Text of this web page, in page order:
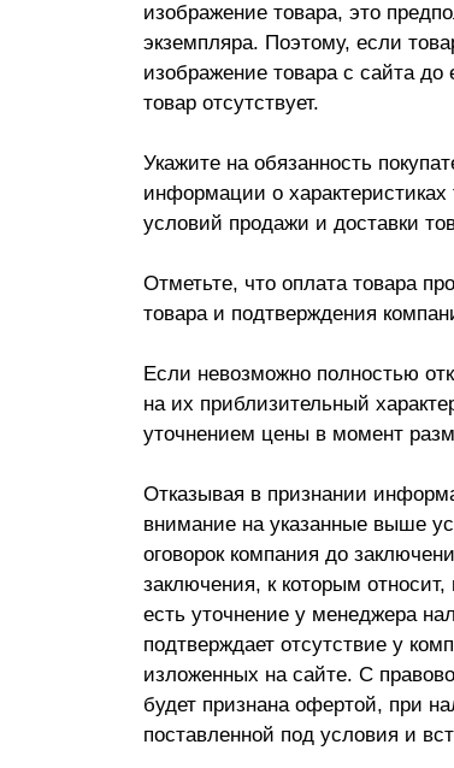
изображение товара, это
экземпляра. Поэтому, если
изображение товара с сайта до
товар отсутствует.
Укажите на обязанность
информации о
условий продажи и доставки
Отметьте, что оплата товара
товара и подтверждения
Если невозможно полностью
на их приблизительный
уточнением цены в момент
Отказывая в признании
внимание на указанные выше
оговорок компания до
заключения, к которым
есть уточнение у менеджера
подтверждает отсутствие у
изложенных на сайте. С
будет признана офертой, при
поставленной под условия и